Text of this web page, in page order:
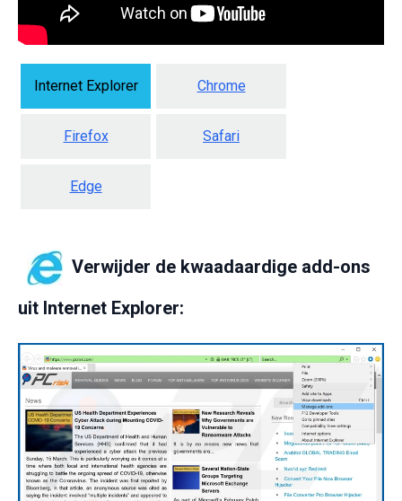
Internet Explorer Chrome
Firefox Safari
Edge
Verwijder de kwaadaardige add-ons
uit Internet Explorer: